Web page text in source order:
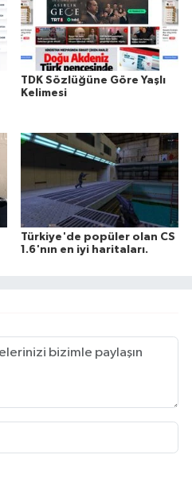
TDK Sözlüğüne Göre Yaşlı
Kelimesi
Türkiye'de popüler olan CS
1.6'nın en iyi haritaları.